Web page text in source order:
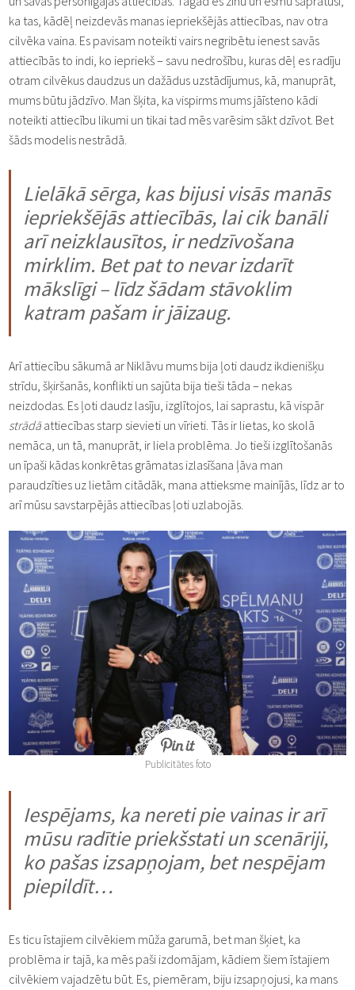
ka tas, kādēļ neizdevās manas iepriekšējās attiecības, nav otra
cilvēka vaina. Es pavisam noteikti vairs negribētu ienest savās
attiecībās to indi, ko iepriekš – savu nedrošību, kuras dēļ es radīju
otram cilvēkus daudzus un dažādus uzstādījumus, kā, manuprāt,
mums būtu jādzīvo. Man šķita, ka vispirms mums jāīsteno kādi
noteikti attiecību likumi un tikai tad mēs varēsim sākt dzīvot. Bet
šāds modelis nestrādā.
Lielākā sērga, kas bijusi visās manās
iepriekšējās attiecībās, lai cik banāli
arī neizklausītos, ir nedzīvošana
mirklim. Bet pat to nevar izdarīt
mākslīgi – līdz šādam stāvoklim
katram pašam ir jāizaug.
Arī attiecību sākumā ar Niklāvu mums bija ļoti daudz ikdienišķu
strīdu, šķiršanās, konflikti un sajūta bija tieši tāda – nekas
neizdodas. Es ļoti daudz lasīju, izglītojos, lai saprastu, kā vispār
strādāattiecības starp sievieti un vīrieti. Tās ir lietas, ko skolā
nemāca, un tā, manuprāt, ir liela problēma. Jo tieši izglītošanās
un īpaši kādas konkrētas grāmatas izlasīšana ļāva man
paraudzīties uz lietām citādāk, mana attieksme mainījās, līdz ar to
arī mūsu savstarpējās attiecības ļoti uzlabojās.
Publicitātes foto
Iespējams, ka nereti pie vainas ir arī
mūsu radītie priekšstati un scenāriji,
ko pašas izsapņojam, bet nespējam
piepildīt…
Es ticu īstajiem cilvēkiem mūža garumā, bet man šķiet, ka
problēma ir tajā, ka mēs paši izdomājam, kādiem šiem īstajiem
cilvēkiem vajadzētu būt. Es, piemēram, biju izsapņojusi, ka mans